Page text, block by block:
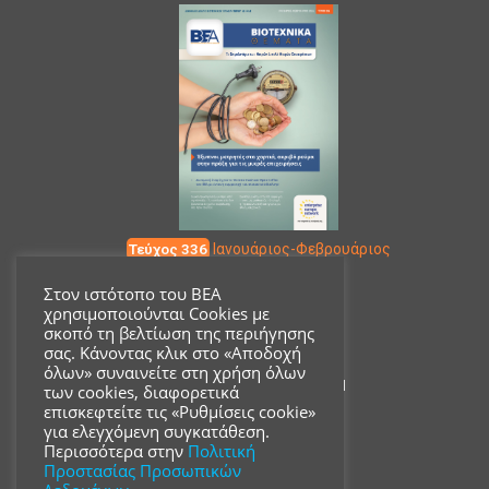
Τεύχος 336 Ιανουάριος-Φεβρουάριος
Επικοινωνία
Ακαδημίας 18, ΤΚ 10671
210 3680700
Στον ιστότοπο του ΒΕΑ
χρησιμοποιούνται Cookies με
σκοπό τη βελτίωση της περιήγησης
σας. Κάνοντας κλικ στο «Αποδοχή
όλων» συναινείτε στη χρήση όλων
των cookies, διαφορετικά
επισκεφτείτε τις «Ρυθμίσεις cookie»
για ελεγχόμενη συγκατάθεση.
Περισσότερα στην Πολιτική
Προστασίας Προσωπικών